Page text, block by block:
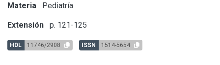
Materia Pediatría
Extensión p. 121-125
HDL 11746/2908 ISSN 1514-5654